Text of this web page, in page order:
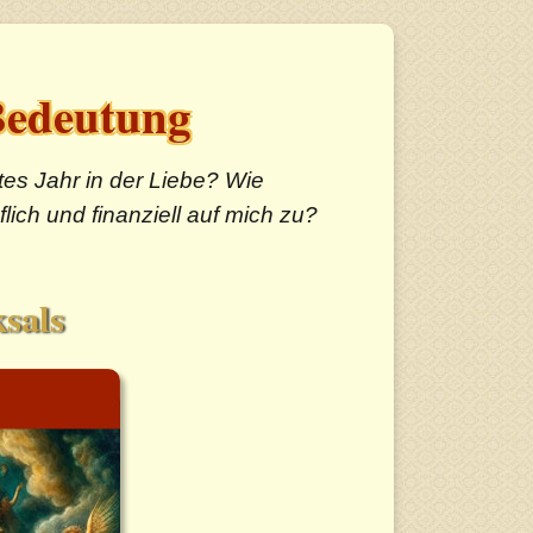
Jahr in der Liebe? Wie
und finanziell auf mich zu?